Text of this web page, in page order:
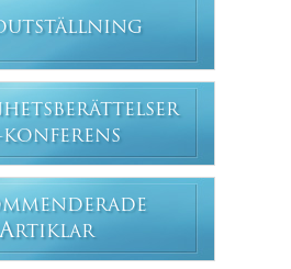
KONFERENS
ARTIKLAR